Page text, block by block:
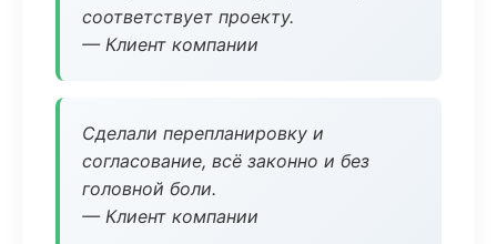
соответствует проекту.
— Клиент компании
Сделали перепланировку и
согласование, всё законно и без
головной боли.
— Клиент компании